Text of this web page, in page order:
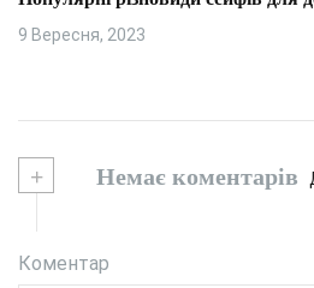
9 Вересня, 2023
+ Немає коментарів
Коментар